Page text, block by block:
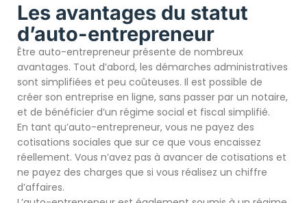
Les avantages du statut
d’auto-entrepreneur
Être auto-entrepreneur présente de nombreux
avantages. Tout d’abord, les démarches administratives
sont simplifiées et peu coûteuses. Il est possible de
créer son entreprise en ligne, sans passer par un notaire,
et de bénéficier d’un régime social et fiscal simplifié.
En tant qu’auto-entrepreneur, vous ne payez des
cotisations sociales que sur ce que vous encaissez
réellement. Vous n’avez pas à avancer de cotisations et
ne payez des charges que si vous réalisez un chiffre
d’affaires.